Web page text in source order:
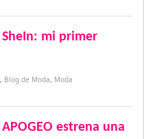
SheIn: mi primer
, Blog de Moda, Moda
APOGEO estrena una